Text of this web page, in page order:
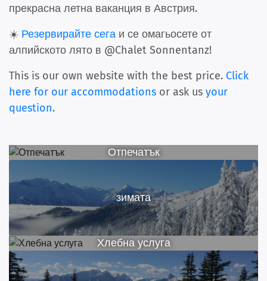
прекрасна летна ваканция в Австрия.
☀️ Резервирайте сега и се омагьосете от
алпийското лято в @Chalet Sonnentanz!
This is our own website with the best price. Click
here for our accommodations or ask us your
question.
Отпечатък
зимата
Хлебна услуга